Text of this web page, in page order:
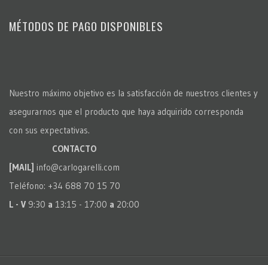
MÉTODOS DE PAGO DISPONIBLES
Nuestro máximo objetivo es la satisfacción de nuestros clientes y
asegurarnos que el producto que haya adquirido corresponda
con sus expectativas.
CONTACTO
[MAIL] info@carlogarelli.com
Teléfono: +34 688 70 15 70
L - V 9:30 a 13:15 - 17:00 a 20:00